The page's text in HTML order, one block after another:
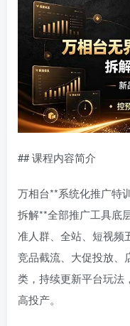
## 课程内容简介
万相台**系统化推广特
拆解**全部推广工具底
准人群、全站、短视频
竞品截流、大促投放、
类，持续更新平台玩法
高投产。